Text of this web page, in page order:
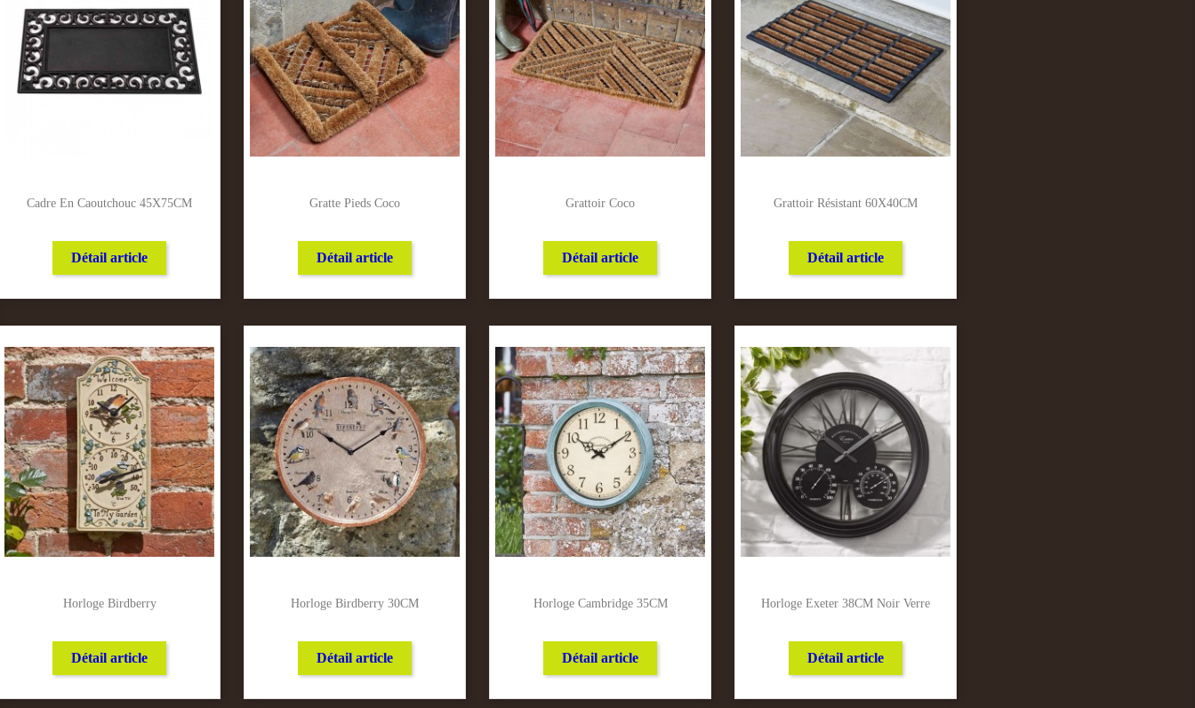
Cadre En Caoutchouc 45X75CM
Détail article
Gratte Pieds Coco
Détail article
Grattoir Coco
Détail article
Grattoir Résistant 60X40CM
Détail article
Horloge Birdberry
Détail article
Horloge Birdberry 30CM
Détail article
Horloge Cambridge 35CM
Détail article
Horloge Exeter 38CM Noir Verre
Détail article